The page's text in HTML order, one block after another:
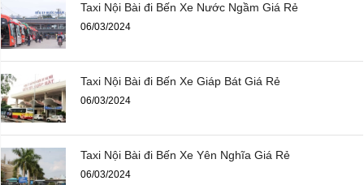
Taxi Nội Bài đi Bến Xe Nước Ngầm Giá Rẻ
06/03/2024
Taxi Nội Bài đi Bến Xe Giáp Bát Giá Rẻ
06/03/2024
Taxi Nội Bài đi Bến Xe Yên Nghĩa Giá Rẻ
06/03/2024